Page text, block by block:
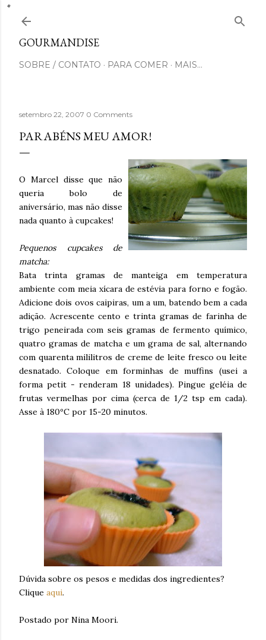
GOURMANDISE
SOBRE / CONTATO PARA COMER MAIS…
setembro 22, 2007 0 Comments
PARABÉNS MEU AMOR!
O Marcel disse que não
queria bolo de
aniversário, mas não disse
nada quanto à cupcakes!
Pequenos cupcakes de
matcha:
Bata trinta gramas de manteiga em temperatura
ambiente com meia xícara de estévia para forno e fogão.
Adicione dois ovos caipiras, um a um, batendo bem a cada
adição. Acrescente cento e trinta gramas de farinha de
trigo peneirada com seis gramas de fermento químico,
quatro gramas de matcha e um grama de sal, alternando
com quarenta mililitros de creme de leite fresco ou leite
desnatado. Coloque em forminhas de muffins (usei a
forma petit - renderam 18 unidades). Pingue geléia de
frutas vermelhas por cima (cerca de 1/2 tsp em cada).
Asse à 180ºC por 15-20 minutos.
Dúvida sobre os pesos e medidas dos ingredientes?
Clique aqui.
Postado por Nina Moori.